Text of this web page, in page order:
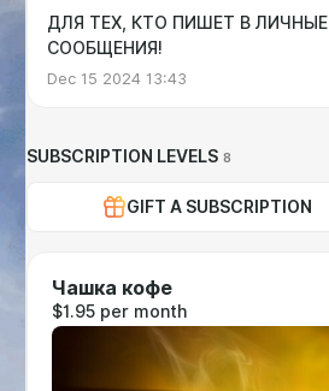
ДЛЯ ТЕХ, КТО ПИШЕТ В ЛИЧНЫЕ
СООБЩЕНИЯ!
Dec 15 2024 13:43
SUBSCRIPTION LEVELS 8
GIFT A SUBSCRIPTION
Чашка кофе
$1.95 per month